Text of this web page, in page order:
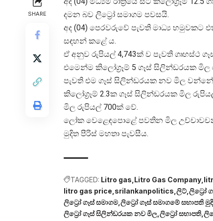
SHARE
දමන බව ලිට්‍රෝ සමාගම පවසයි.
අද (04) පෙරවරුවේ පැවති මාධ්‍ය
සඳහන් කළේ ය.
ඒ අනුව රුපියල් 4,743ක් ව පැවති ගෘහස්ථ
එමෙන්ම කිලෝග්‍රෑම් 5 ගෑස් සිලින්ඩරයක
පැවති එම ගෑස් සිලින්ඩරයක නව මිල වන්නේ
කිලෝග්‍රෑම් 2.3ක ගෑස් සිලින්ඩරයක මිල
මිල රුපියල් 700ක් වේ.
ලෝක වෙළෙඳපොළේ පවතින මිල
මුදිත පීරිස් මහතා පැවසීය.
TAGGED: Litro gas Litro Gas Company
litro gas price srilankanpolitics ලිට්‍ ලිට්‍රෝ
ලිට්‍රෝ ගෑස් සමාගම ලිට්‍රෝ ගෑස් සමාගමේ සභාපති
ලිට්‍රෝ ගෑස් සිලින්ඩරයක නව මිල ලිට්‍රෝ සභාපති